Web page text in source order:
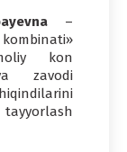
–
kon
zavodi